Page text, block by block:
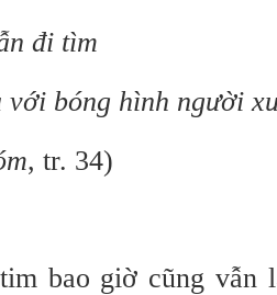
đi tìm
với bóng hình người
, tr. 34)
bao giờ cũng vẫn